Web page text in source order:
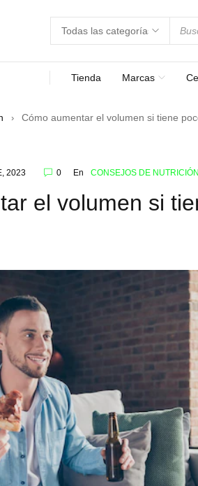
Tienda Marcas
› Cómo aumentar el volumen si tiene
2023 0 En CONSEJOS DE NUTRICIÓN
el volumen si